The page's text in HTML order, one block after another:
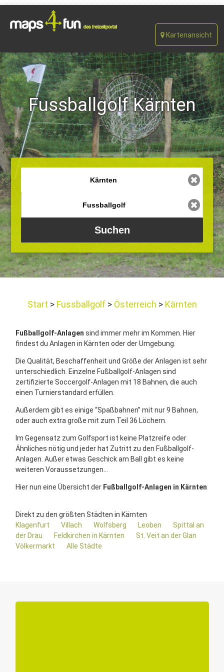
Kartenansicht
Fussballgolf Kärnten
Start Fussballgolf Österreich Kärnten
Fußballgolf-Anlagen sind immer mehr im Kommen. Hier
findest du Anlagen in Kärnten oder der Umgebung.
Die Qualität, Beschaffenheit und Größe der Anlagen ist sehr
unterschiedlich. Einzelne Fußballgolf-Anlagen sind
zertifizierte Soccergolf-Anlagen mit 18 Bahnen, die auch
einen Turnierstandard erfüllen.
Außerdem gibt es einige “Spaßbahnen” mit nur 9 Bahnen,
oder auch extra große mit zum Teil 36 Löchern.
Im Gegensatz zum Golfsport ist keine Platzreife oder
Ähnliches nötig und jeder hat Zutritt zu den Fußballgolf-
Anlagen. Außer etwas Geschick am Ball gibt es keine
weiteren Voraussetzungen...
Hier nun eine Übersicht der Fußballgolf-Anlagen in Kärnten
Direkt zu den größten Städten in Kärnten
Klagenfurt
Villach Wolfsberg Leoben
Spittal an
der Drau
Feldkirchen in Kärnten
St. Veit an der Glan
Völkermarkt
Alle Städte